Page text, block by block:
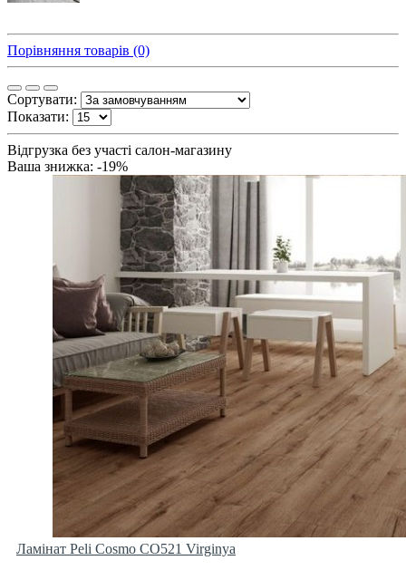
Порівняння товарів (0)
Сортувати:
Показати:
Відгрузка без участі салон-магазину
Ваша знижка: -19%
Ламінат Peli Cosmo CO521 Virginya